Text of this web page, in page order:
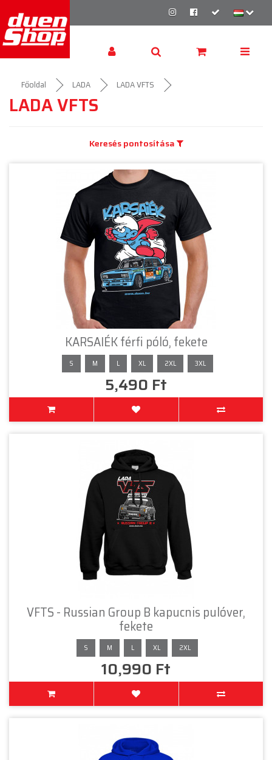
Főoldal LADA LADA VFTS
LADA VFTS
Keresés pontosítása
KARSAIÉK férfi póló, fekete
S M L XL 2XL 3XL
5,490 Ft
VFTS - Russian Group B kapucnis pulóver,
fekete
S M L XL 2XL
10,990 Ft